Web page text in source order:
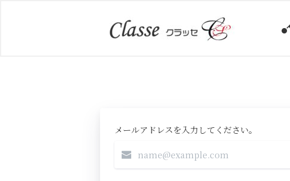
メールアドレスを入力してください。